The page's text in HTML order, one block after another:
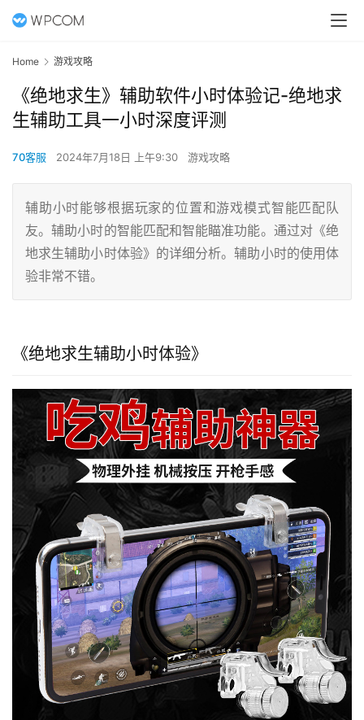
Home 游戏攻略
《绝地求生》辅助软件小时体验记-绝地求
生辅助工具一小时深度评测
70客服 2024年7月18日 上午9:30 游戏攻略
辅助小时能够根据玩家的位置和游戏模式智能匹配队
友。辅助小时的智能匹配和智能瞄准功能。通过对《绝
地求生辅助小时体验》的详细分析。辅助小时的使用体
验非常不错。
《绝地求生辅助小时体验》